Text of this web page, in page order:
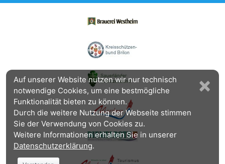
Auf unserer Website nutzen wir nur technisch
notwendige Cookies, um eine bestmögliche
Funktionalität bieten zu können.
Durch die weitere Nutzung der Webseite stimmen
Sie der Verwendung von Cookies zu.
Weitere Informationen erhalten Sie in unserer
Datenschutzerklärung.
×